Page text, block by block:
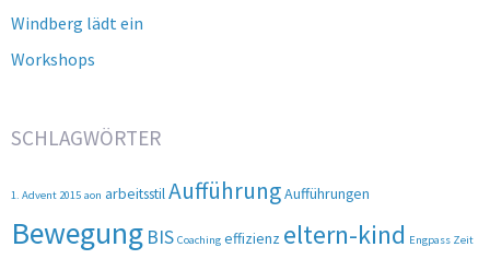
Windberg lädt ein
Workshops
SCHLAGWÖRTER
1. Advent 2015 aon arbeitsstilAufführungAufführungen
Bewegung BIS Coaching effizienz eltern-kind Engpass Zeit